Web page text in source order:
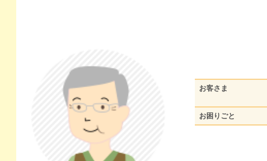
お客さま
お困りごと